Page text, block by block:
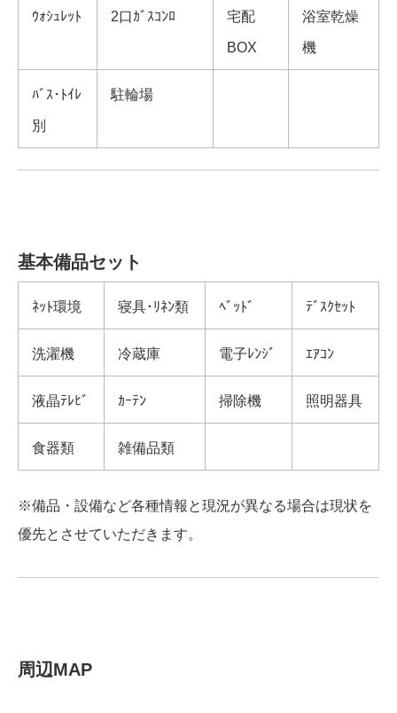
ｳｫｼｭﾚｯﾄ 2口ｶﾞｽｺﾝﾛ 宅配
BOX
浴室乾燥
機
ﾊﾞｽ･ﾄｲﾚ
別
駐輪場
基本備品セット
ﾈｯﾄ環境 寝具･ﾘﾈﾝ類 ﾍﾞｯﾄﾞ ﾃﾞｽｸｾｯﾄ
洗濯機 冷蔵庫 電子ﾚﾝｼﾞ ｴｱｺﾝ
液晶ﾃﾚﾋﾞ ｶｰﾃﾝ 掃除機 照明器具
食器類 雑備品類
※備品・設備など各種情報と現況が異なる場合は現状を
優先とさせていただきます。
周辺MAP